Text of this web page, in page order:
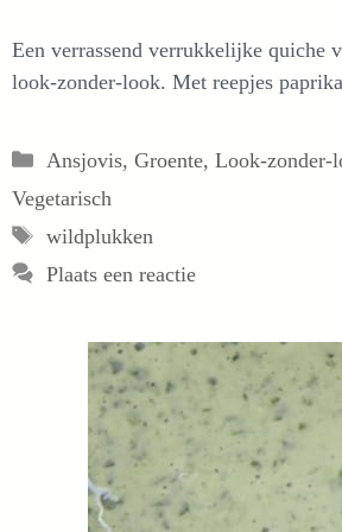
Een verrassend verrukkelijke quiche
look-zonder-look. Met reepjes
Categorieën
Ansjovis, Groente, Look-zonder-
Vegetarisch
Tags
wildplukken
Plaats een reactie